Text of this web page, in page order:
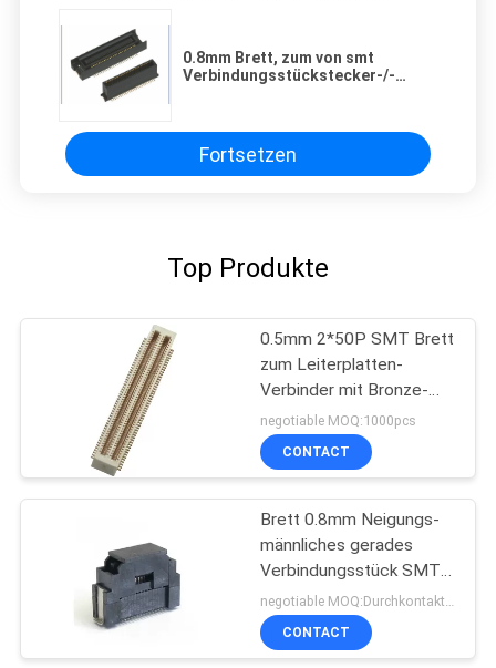
0.8mm Brett, zum von smt
Verbindungsstückstecker-/-
Fortsetzen
Top Produkte
0.5mm 2*50P SMT Brett
zum Leiterplatten-
Verbinder mit Bronze-
Goldblitz Posten
Phosphorpa9t
negotiable MOQ:1000pcs
CONTACT
Brett 0.8mm Neigungs-
männliches gerades
Verbindungsstück SMTs
PA9T UL94V-0, zum von
d-Art zu verschalen
CONTACT